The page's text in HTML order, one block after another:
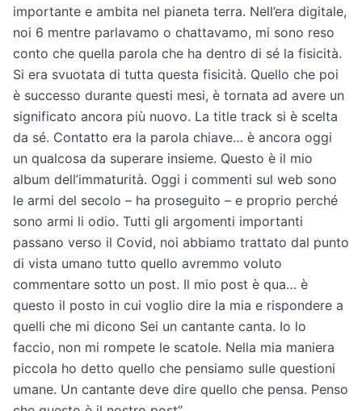
importante e ambita nel pianeta terra. Nell’era digitale,
noi 6 mentre parlavamo o chattavamo, mi sono reso
conto che quella parola che ha dentro di sé la fisicità.
Si era svuotata di tutta questa fisicità. Quello che poi
è successo durante questi mesi, è tornata ad avere un
significato ancora più nuovo. La title track si è scelta
da sé. Contatto era la parola chiave… è ancora oggi
un qualcosa da superare insieme. Questo è il mio
album dell’immaturità. Oggi i commenti sul web sono
le armi del secolo – ha proseguito – e proprio perché
sono armi li odio. Tutti gli argomenti importanti
passano verso il Covid, noi abbiamo trattato dal punto
di vista umano tutto quello avremmo voluto
commentare sotto un post. Il mio post è qua… è
questo il posto in cui voglio dire la mia e rispondere a
quelli che mi dicono Sei un cantante canta. Io lo
faccio, non mi rompete le scatole. Nella mia maniera
piccola ho detto quello che pensiamo sulle questioni
umane. Un cantante deve dire quello che pensa. Penso